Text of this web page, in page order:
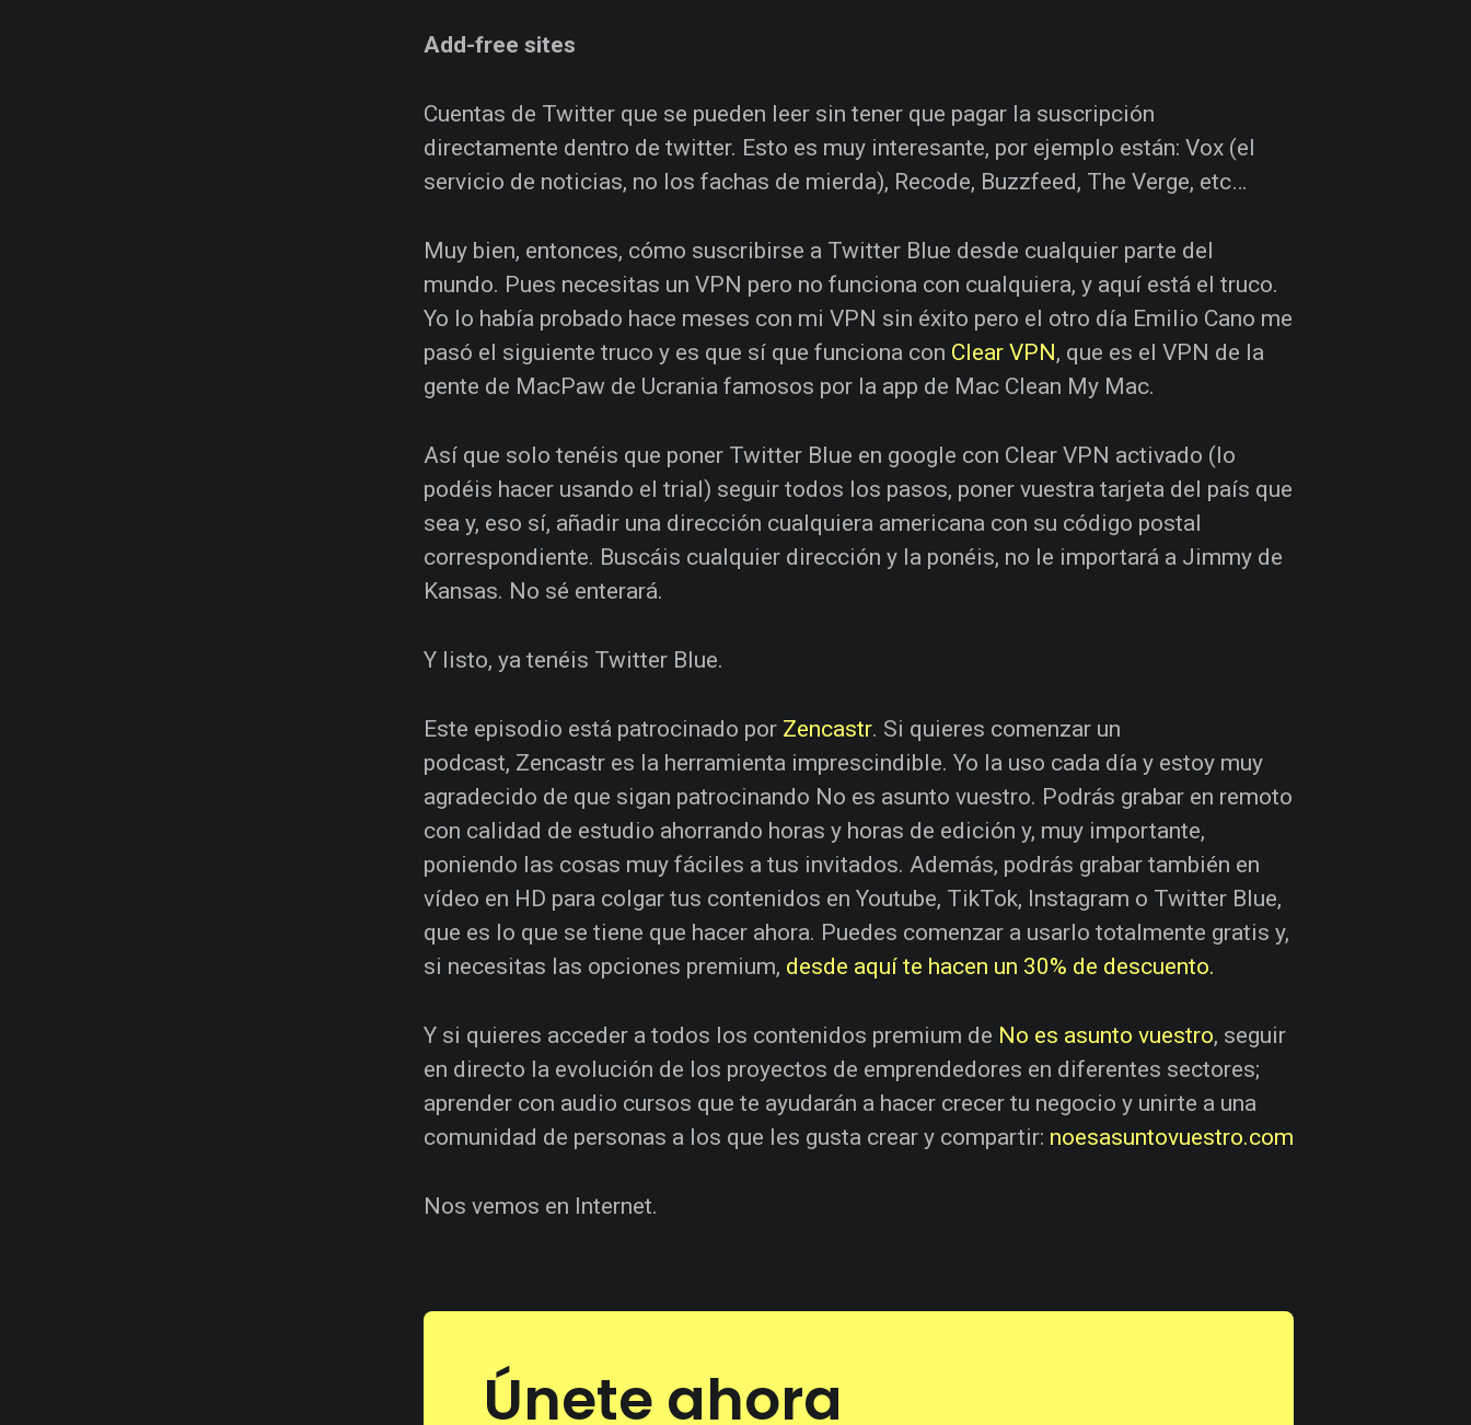
Add-free sites
Cuentas de Twitter que se pueden leer sin tener que pagar la suscripción
directamente dentro de twitter. Esto es muy interesante, por ejemplo están: Vox (el
servicio de noticias, no los fachas de mierda), Recode, Buzzfeed, The Verge, etc…
Muy bien, entonces, cómo suscribirse a Twitter Blue desde cualquier parte del
mundo. Pues necesitas un VPN pero no funciona con cualquiera, y aquí está el truco.
Yo lo había probado hace meses con mi VPN sin éxito pero el otro día Emilio Cano me
pasó el siguiente truco y es que sí que funciona con Clear VPN, que es el VPN de la
gente de MacPaw de Ucrania famosos por la app de Mac Clean My Mac.
Así que solo tenéis que poner Twitter Blue en google con Clear VPN activado (lo
podéis hacer usando el trial) seguir todos los pasos, poner vuestra tarjeta del país que
sea y, eso sí, añadir una dirección cualquiera americana con su código postal
correspondiente. Buscáis cualquier dirección y la ponéis, no le importará a Jimmy de
Kansas. No sé enterará.
Y listo, ya tenéis Twitter Blue.
Este episodio está patrocinado por Zencastr. Si quieres comenzar un
podcast, Zencastr es la herramienta imprescindible. Yo la uso cada día y estoy muy
agradecido de que sigan patrocinando No es asunto vuestro. Podrás grabar en remoto
con calidad de estudio ahorrando horas y horas de edición y, muy importante,
poniendo las cosas muy fáciles a tus invitados. Además, podrás grabar también en
vídeo en HD para colgar tus contenidos en Youtube, TikTok, Instagram o Twitter Blue,
que es lo que se tiene que hacer ahora. Puedes comenzar a usarlo totalmente gratis y,
si necesitas las opciones premium, desde aquí te hacen un 30% de descuento.
Y si quieres acceder a todos los contenidos premium de No es asunto vuestro, seguir
en directo la evolución de los proyectos de emprendedores en diferentes sectores;
aprender con audio cursos que te ayudarán a hacer crecer tu negocio y unirte a una
comunidad de personas a los que les gusta crear y compartir: noesasuntovuestro.com
Nos vemos en Internet.
Únete ahora